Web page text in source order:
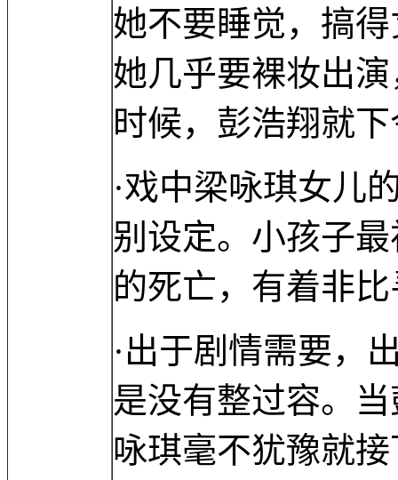
她不要睡觉，搞
她几乎要裸妆出
时候，彭浩翔就
·戏中梁咏琪女儿
别设定。小孩子
的死亡，有着非
·出于剧情需要，
是没有整过容。
咏琪毫不犹豫就